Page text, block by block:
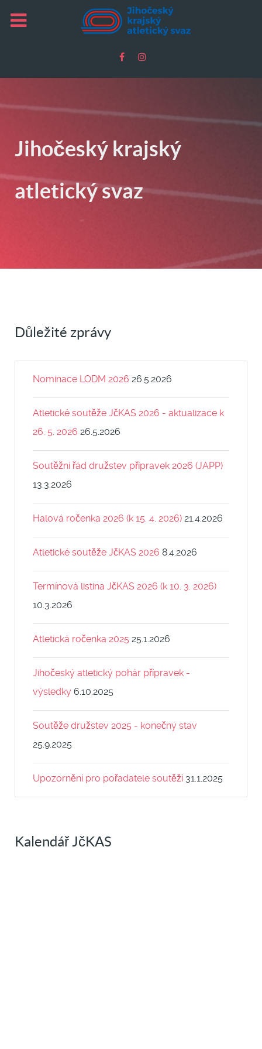
Jihočeský krajský
atletický svaz
Důležité zprávy
Nominace LODM 2026 26.5.2026
Atletické soutěže JčKAS 2026 - aktualizace k
26. 5. 2026 26.5.2026
Soutěžní řád družstev přípravek 2026 (JAPP)
13.3.2026
Halová ročenka 2026 (k 15. 4. 2026) 21.4.2026
Atletické soutěže JčKAS 2026 8.4.2026
Termínová listina JčKAS 2026 (k 10. 3. 2026)
10.3.2026
Atletická ročenka 2025 25.1.2026
Jihočeský atletický pohár přípravek -
výsledky 6.10.2025
Soutěže družstev 2025 - konečný stav
25.9.2025
Upozornění pro pořadatele soutěží 31.1.2025
Kalendář JčKAS